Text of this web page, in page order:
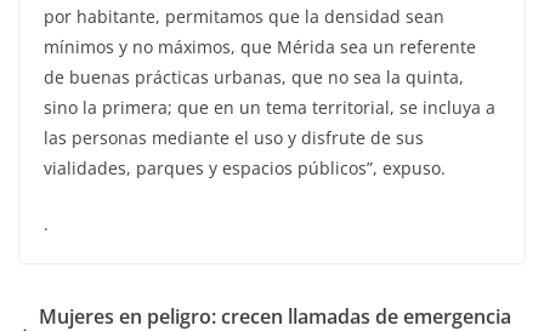
por habitante, permitamos que la densidad sean
mínimos y no máximos, que Mérida sea un referente
de buenas prácticas urbanas, que no sea la quinta,
sino la primera; que en un tema territorial, se incluya a
las personas mediante el uso y disfrute de sus
vialidades, parques y espacios públicos”, expuso.
.
Mujeres en peligro: crecen llamadas de emergencia